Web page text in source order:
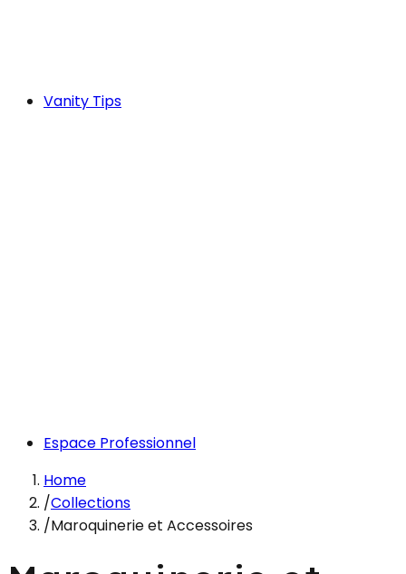
Vanity Tips
Espace Professionnel
Home
/Collections
/Maroquinerie et Accessoires